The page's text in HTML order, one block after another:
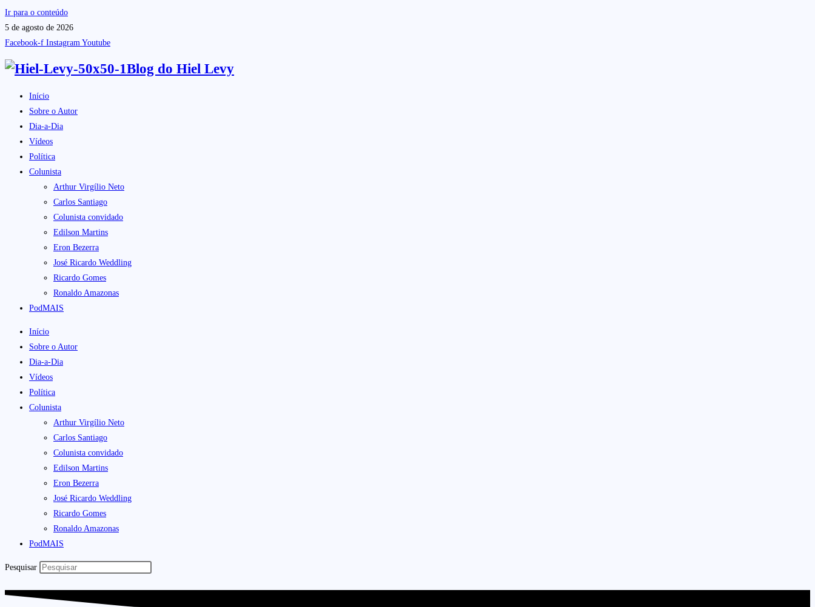
Ir para o conteúdo
5 de agosto de 2026
Facebook-f Instagram Youtube
Blog do Hiel Levy
Início
Sobre o Autor
Dia-a-Dia
Vídeos
Política
Colunista
Arthur Virgílio Neto
Carlos Santiago
Colunista convidado
Edilson Martins
Eron Bezerra
José Ricardo Weddling
Ricardo Gomes
Ronaldo Amazonas
PodMAIS
Início
Sobre o Autor
Dia-a-Dia
Vídeos
Política
Colunista
Arthur Virgílio Neto
Carlos Santiago
Colunista convidado
Edilson Martins
Eron Bezerra
José Ricardo Weddling
Ricardo Gomes
Ronaldo Amazonas
PodMAIS
Pesquisar